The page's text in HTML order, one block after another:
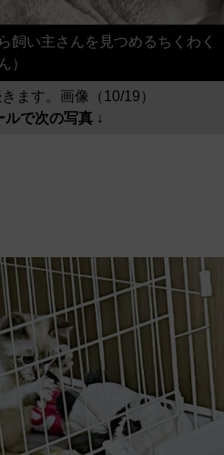
飼い主さんを見つめるちくわく
）
ます。画像（10/19）
ルで次の写真 ↓